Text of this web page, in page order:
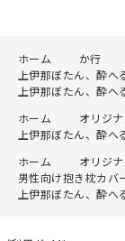
ホーム か行
上伊那ぼたん、酔へ
上伊那ぼたん、酔
ホーム
オリジ
上伊那ぼたん、酔
ホーム
オリジ
男性向け抱き枕カバ
上伊那ぼたん、酔